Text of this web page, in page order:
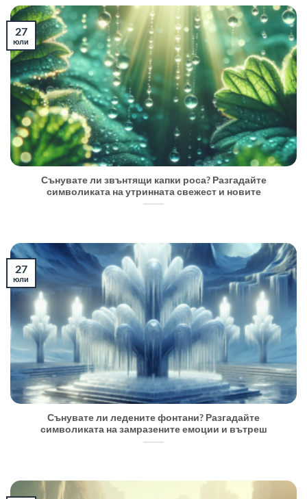
Сънувате ли звънтящи капки роса? Разгадайте
символиката на утринната свежест и новите
27
юли
Сънувате ли ледените фонтани? Разгадайте
символиката на замразените емоции и вътреш
27
юли